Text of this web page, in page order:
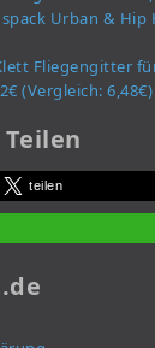
Urban & Hip
Fliegengitter
(Vergleich: 6,48€)
teilen